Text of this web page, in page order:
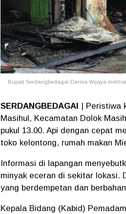
Bupati Serdangbedagai Darma Wijaya
SERDANGBEDAGAI
| Peristiwa
Masihul, Kecamatan Dolok
pukul 13.00. Api dengan cepat
toko kelontong, rumah makan
Informasi di lapangan
minyak eceran di sekitar lokasi.
yang berdempetan dan
Kepala Bidang (Kabid)